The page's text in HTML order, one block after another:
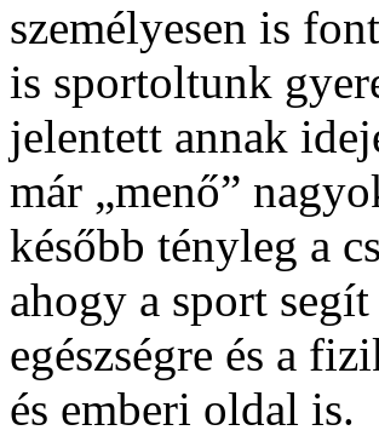
személyesen is
is sportoltunk
jelentett annak
már „menő”
később tényleg a
ahogy a sport
egészségre és a
és emberi oldal is.